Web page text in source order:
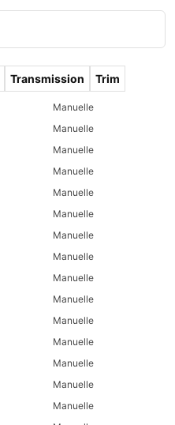
Transmission Trim
Manuelle
Manuelle
Manuelle
Manuelle
Manuelle
Manuelle
Manuelle
Manuelle
Manuelle
Manuelle
Manuelle
Manuelle
Manuelle
Manuelle
Manuelle